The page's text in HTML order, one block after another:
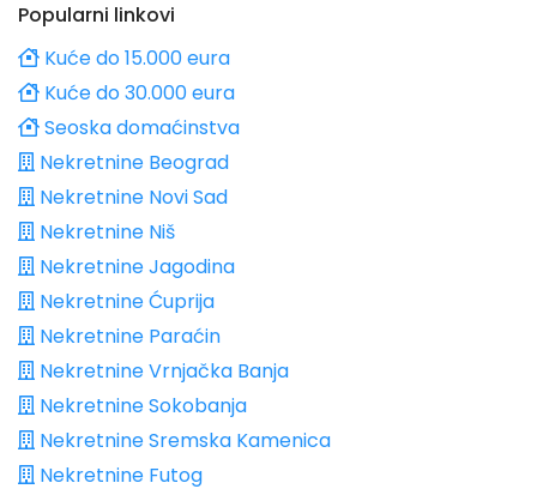
Popularni linkovi
Kuće do 15.000 eura
Kuće do 30.000 eura
Seoska domaćinstva
Nekretnine Beograd
Nekretnine Novi Sad
Nekretnine Niš
Nekretnine Jagodina
Nekretnine Ćuprija
Nekretnine Paraćin
Nekretnine Vrnjačka Banja
Nekretnine Sokobanja
Nekretnine Sremska Kamenica
Nekretnine Futog